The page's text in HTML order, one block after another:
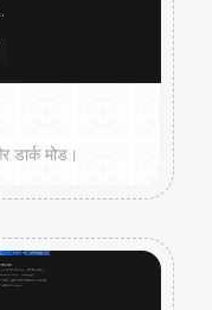
मोड।